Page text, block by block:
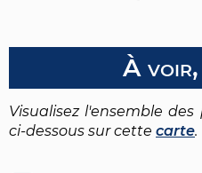
À
Visualisez l'ensemble
ci-dessous sur cette carte.